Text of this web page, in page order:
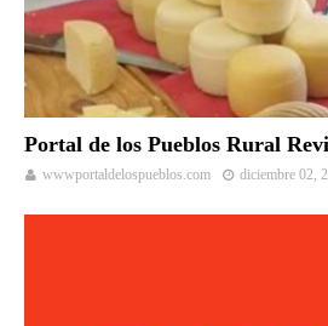
Portal de los Pueblos Rural
wwwportaldelospueblos.com diciembre 02,